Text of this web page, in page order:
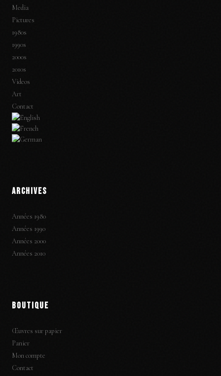
Media
Pictures
1980s
1990s
2000s
2010s
Videos
Art
Contact
ARCHIVES
Années 1980
Années 1990
Années 2000
Années 2010
BOUTIQUE
Œuvres sur papier
Panier
Mon compte
Contact